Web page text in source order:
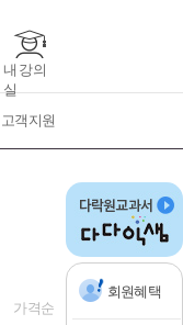
내 강의
실
고객지원
회원혜택
가격순